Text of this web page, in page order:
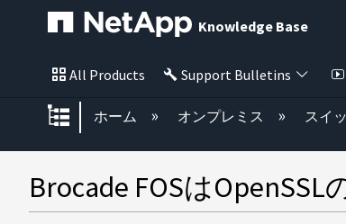
Knowledge Base
All Products Support Bulletins
グローバル階層を展開/折
ホーム オンプレミス スイ
Brocade FOSは